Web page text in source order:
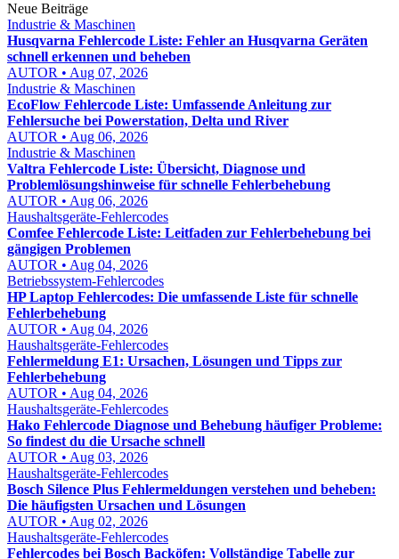
Neue Beiträge
Industrie & Maschinen
Husqvarna Fehlercode Liste: Fehler an Husqvarna Geräten
schnell erkennen und beheben
AUTOR • Aug 07, 2026
Industrie & Maschinen
EcoFlow Fehlercode Liste: Umfassende Anleitung zur
Fehlersuche bei Powerstation, Delta und River
AUTOR • Aug 06, 2026
Industrie & Maschinen
Valtra Fehlercode Liste: Übersicht, Diagnose und
Problemlösungshinweise für schnelle Fehlerbehebung
AUTOR • Aug 06, 2026
Haushaltsgeräte-Fehlercodes
Comfee Fehlercode Liste: Leitfaden zur Fehlerbehebung bei
gängigen Problemen
AUTOR • Aug 04, 2026
Betriebssystem-Fehlercodes
HP Laptop Fehlercodes: Die umfassende Liste für schnelle
Fehlerbehebung
AUTOR • Aug 04, 2026
Haushaltsgeräte-Fehlercodes
Fehlermeldung E1: Ursachen, Lösungen und Tipps zur
Fehlerbehebung
AUTOR • Aug 04, 2026
Haushaltsgeräte-Fehlercodes
Hako Fehlercode Diagnose und Behebung häufiger Probleme:
So findest du die Ursache schnell
AUTOR • Aug 03, 2026
Haushaltsgeräte-Fehlercodes
Bosch Silence Plus Fehlermeldungen verstehen und beheben:
Die häufigsten Ursachen und Lösungen
AUTOR • Aug 02, 2026
Haushaltsgeräte-Fehlercodes
Fehlercodes bei Bosch Backöfen: Vollständige Tabelle zur